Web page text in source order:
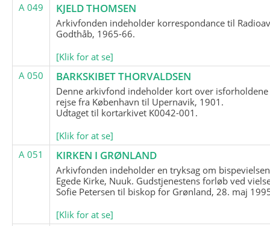
A 049
KJELD THOMSEN
Arkivfonden indeholder korrespondance til
Godthåb, 1965-66.
[Klik for at se]
A 050
BARKSKIBET THORVALDSEN
Denne arkivfond indeholder kort over
rejse fra København til Upernavik, 1901.
Udtaget til kortarkivet K0042-001.
[Klik for at se]
A 051
KIRKEN I GRØNLAND
Arkivfonden indeholder en tryksag om
Egede Kirke, Nuuk. Gudstjenestens forløb ved
Sofie Petersen til biskop for Grønland, 28. maj
[Klik for at se]